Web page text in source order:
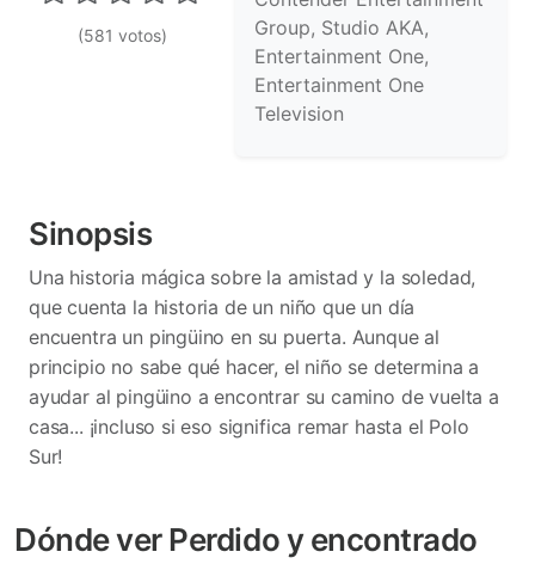
(581 votos)
Group, Studio AKA,
Entertainment One,
Entertainment One
Television
Sinopsis
Una historia mágica sobre la amistad y la soledad,
que cuenta la historia de un niño que un día
encuentra un pingüino en su puerta. Aunque al
principio no sabe qué hacer, el niño se determina a
ayudar al pingüino a encontrar su camino de vuelta a
casa... ¡incluso si eso significa remar hasta el Polo
Sur!
Dónde ver Perdido y encontrado